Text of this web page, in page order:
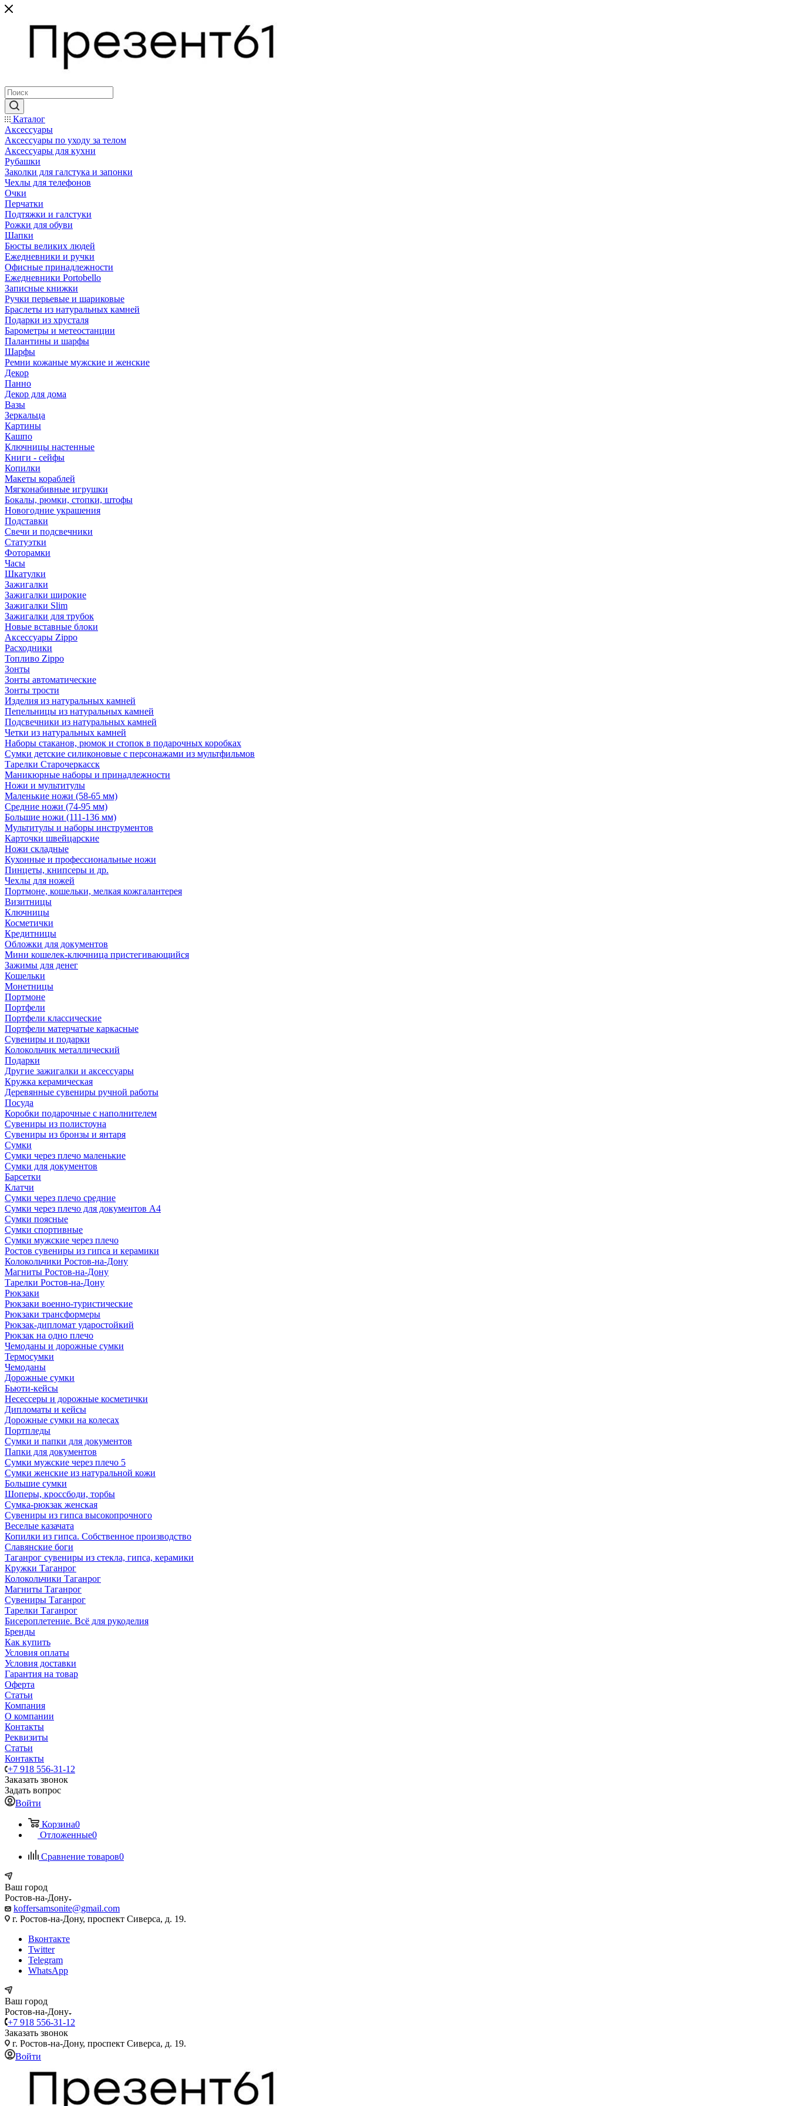
Каталог
Аксессуары
Аксессуары по уходу за телом
Аксессуары для кухни
Рубашки
Заколки для галстука и запонки
Чехлы для телефонов
Очки
Перчатки
Подтяжки и галстуки
Рожки для обуви
Шапки
Бюсты великих людей
Ежедневники и ручки
Офисные принадлежности
Ежедневники Portobello
Записные книжки
Ручки перьевые и шариковые
Браслеты из натуральных камней
Подарки из хрусталя
Барометры и метеостанции
Палантины и шарфы
Шарфы
Ремни кожаные мужские и женские
Декор
Панно
Декор для дома
Вазы
Зеркальца
Картины
Кашпо
Ключницы настенные
Книги - сейфы
Копилки
Макеты кораблей
Мягконабивные игрушки
Бокалы, рюмки, стопки, штофы
Новогодние украшения
Подставки
Свечи и подсвечники
Статуэтки
Фоторамки
Часы
Шкатулки
Зажигалки
Зажигалки широкие
Зажигалки Slim
Зажигалки для трубок
Новые вставные блоки
Аксессуары Zippo
Расходники
Топливо Zippo
Зонты
Зонты автоматические
Зонты трости
Изделия из натуральных камней
Пепельницы из натуральных камней
Подсвечники из натуральных камней
Четки из натуральных камней
Наборы стаканов, рюмок и стопок в подарочных коробках
Сумки детские силиконовые с персонажами из мультфильмов
Тарелки Старочеркасск
Маникюрные наборы и принадлежности
Ножи и мультитулы
Маленькие ножи (58-65 мм)
Средние ножи (74-95 мм)
Большие ножи (111-136 мм)
Мультитулы и наборы инструментов
Карточки швейцарские
Ножи складные
Кухонные и профессиональные ножи
Пинцеты, книпсеры и др.
Чехлы для ножей
Портмоне, кошельки, мелкая кожгалантерея
Визитницы
Ключницы
Косметички
Кредитницы
Обложки для документов
Мини кошелек-ключница пристегивающийся
Зажимы для денег
Кошельки
Монетницы
Портмоне
Портфели
Портфели классические
Портфели матерчатые каркасные
Сувениры и подарки
Колокольчик металлический
Подарки
Другие зажигалки и аксессуары
Кружка керамическая
Деревянные сувениры ручной работы
Посуда
Коробки подарочные с наполнителем
Сувениры из полистоуна
Сувениры из бронзы и янтаря
Сумки
Сумки через плечо маленькие
Сумки для документов
Барсетки
Клатчи
Сумки через плечо средние
Сумки через плечо для документов А4
Сумки поясные
Сумки спортивные
Сумки мужские через плечо
Ростов сувениры из гипса и керамики
Колокольчики Ростов-на-Дону
Магниты Ростов-на-Дону
Тарелки Ростов-на-Дону
Рюкзаки
Рюкзаки военно-туристические
Рюкзаки трансформеры
Рюкзак-дипломат ударостойкий
Рюкзак на одно плечо
Чемоданы и дорожные сумки
Термосумки
Чемоданы
Дорожные сумки
Бьюти-кейсы
Несессеры и дорожные косметички
Дипломаты и кейсы
Дорожные сумки на колесах
Портпледы
Сумки и папки для документов
Папки для документов
Сумки мужские через плечо 5
Сумки женские из натуральной кожи
Большие сумки
Шоперы, кроссбоди, торбы
Сумка-рюкзак женская
Сувениры из гипса высокопрочного
Веселые казачата
Копилки из гипса. Собственное производство
Славянские боги
Таганрог сувениры из стекла, гипса, керамики
Кружки Таганрог
Колокольчики Таганрог
Магниты Таганрог
Сувениры Таганрог
Тарелки Таганрог
Бисероплетение. Всё для рукоделия
Бренды
Как купить
Условия оплаты
Условия доставки
Гарантия на товар
Оферта
Статьи
Компания
О компании
Контакты
Реквизиты
Статьи
Контакты
+7 918 556-31-12
Заказать звонок
Задать вопрос
Войти
Корзина0
Отложенные0
Сравнение товаров0
Ваш город
Ростов-на-Дону
koffersamsonite@gmail.com
г. Ростов-на-Дону, проспект Сиверса, д. 19.
Вконтакте
Twitter
Telegram
WhatsApp
Ваш город
Ростов-на-Дону
+7 918 556-31-12
Заказать звонок
г. Ростов-на-Дону, проспект Сиверса, д. 19.
Войти